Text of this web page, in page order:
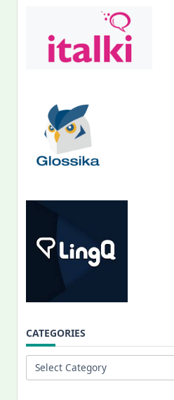
CATEGORIES
Categories